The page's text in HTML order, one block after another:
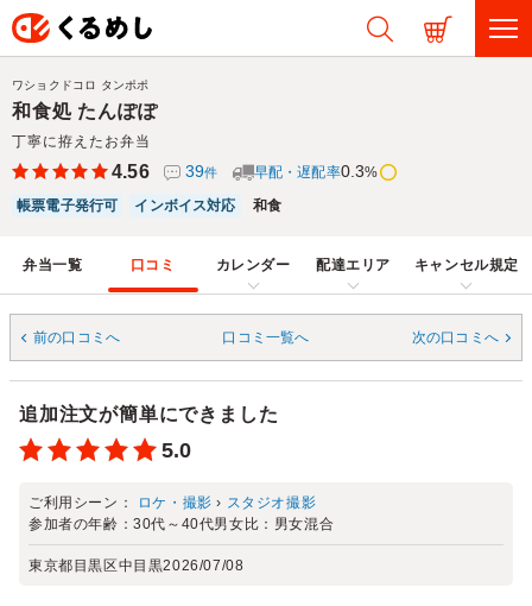
和食処 たんぽぽ
丁寧に拵えたお弁当
ワショクドコロ タンポポ
4.56 39件 早配・遅配率0.3%
帳票電子発行可
インボイス対応 和食
弁当一覧 口コミ カレンダー 配達エリア キャンセル規定
前の口コミへ 口コミ一覧へ 次の口コミへ
追加注文が簡単にできました
5.0
ご利用シーン： ロケ・撮影 › スタジオ撮影
参加者の年齢：30代～40代男女比： 男女混合
東京都目黒区中目黒2026/07/08